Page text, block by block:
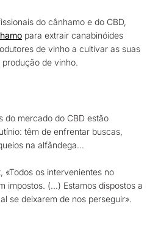
do cânhamo e do CBD,
para extrair canabinóides
de vinho a cultivar as suas
de vinho.
do mercado do CBD estão
têm de enfrentar buscas,
na alfândega…
«Todos os intervenientes no
impostos. (…) Estamos dispostos a
se deixarem de nos perseguir».